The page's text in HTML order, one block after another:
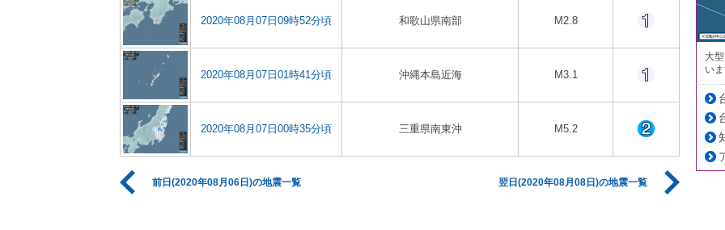
2020年08月07日09時52分頃 和歌山県南部 M2.8
2020年08月07日01時41分頃 沖縄本島近海 M3.1
2020年08月07日00時35分頃 三重県南東沖 M5.2
前日(2020年08月06日)の地震一覧 翌日(2020年08月08日)の地震一覧
大
い